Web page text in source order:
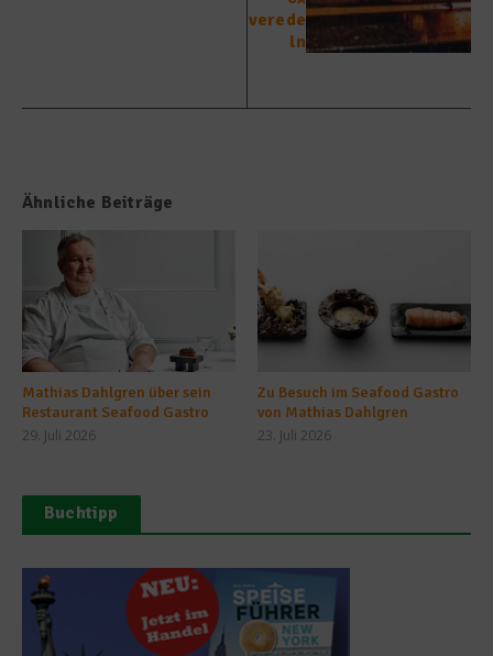
verede
ln
Ähnliche Beiträge
Mathias Dahlgren über sein
Restaurant Seafood Gastro
29. Juli 2026
Zu Besuch im Seafood Gastro
von Mathias Dahlgren
23. Juli 2026
Buchtipp